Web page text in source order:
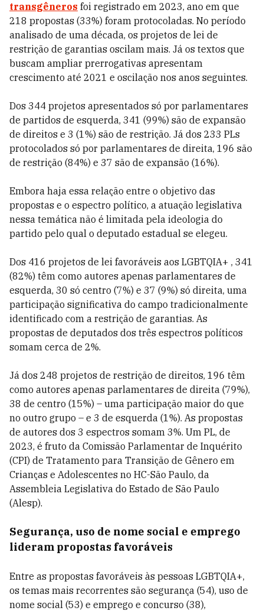
transgêneros foi registrado em 2023, ano em que
218 propostas (33%) foram protocoladas. No período
analisado de uma década, os projetos de lei de
restrição de garantias oscilam mais. Já os textos que
buscam ampliar prerrogativas apresentam
crescimento até 2021 e oscilação nos anos seguintes.
Dos 344 projetos apresentados só por parlamentares
de partidos de esquerda, 341 (99%) são de expansão
de direitos e 3 (1%) são de restrição. Já dos 233 PLs
protocolados só por parlamentares de direita, 196 são
de restrição (84%) e 37 são de expansão (16%).
Embora haja essa relação entre o objetivo das
propostas e o espectro político, a atuação legislativa
nessa temática não é limitada pela ideologia do
partido pelo qual o deputado estadual se elegeu.
Dos 416 projetos de lei favoráveis aos LGBTQIA+ , 341
(82%) têm como autores apenas parlamentares de
esquerda, 30 só centro (7%) e 37 (9%) só direita, uma
participação significativa do campo tradicionalmente
identificado com a restrição de garantias. As
propostas de deputados dos três espectros políticos
somam cerca de 2%.
Já dos 248 projetos de restrição de direitos, 196 têm
como autores apenas parlamentares de direita (79%),
38 de centro (15%) – uma participação maior do que
no outro grupo – e 3 de esquerda (1%). As propostas
de autores dos 3 espectros somam 3%. Um PL, de
2023, é fruto da Comissão Parlamentar de Inquérito
(CPI) de Tratamento para Transição de Gênero em
Crianças e Adolescentes no HC-São Paulo, da
Assembleia Legislativa do Estado de São Paulo
(Alesp).
Segurança, uso de nome social e emprego
lideram propostas favoráveis
Entre as propostas favoráveis às pessoas LGBTQIA+,
os temas mais recorrentes são segurança (54), uso de
nome social (53) e emprego e concurso (38),